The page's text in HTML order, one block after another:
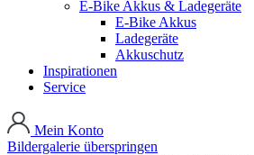
E-Bike Akkus & Ladegeräte
E-Bike Akkus
Ladegeräte
Akkuschutz
Inspirationen
Service
Mein Konto
Bildergalerie überspringen